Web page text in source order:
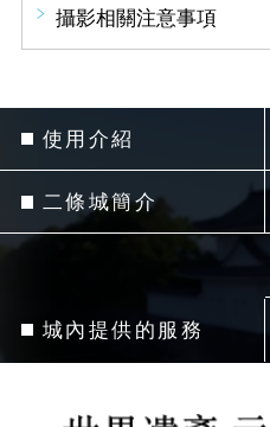
攝影相關注意事項
使用介紹
二條城簡介
城內提供的服務